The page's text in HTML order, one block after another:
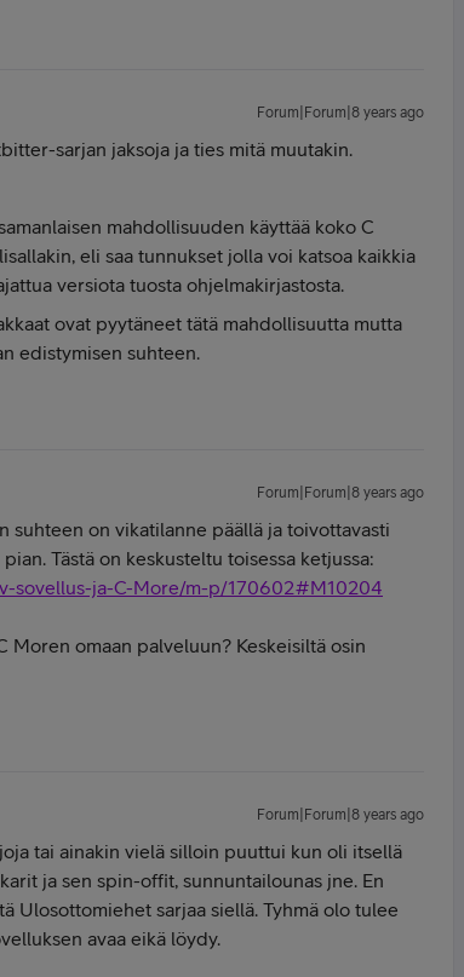
Forum|Forum|8 years ago
sarjan jaksoja ja ties mitä muutakin.
mahdollisuuden käyttää koko C
eli saa tunnukset jolla voi katsoa kaikkia
versiota tuosta ohjelmakirjastosta.
ovat pyytäneet tätä mahdollisuutta mutta
edistymisen suhteen.
Forum|Forum|8 years ago
suhteen on vikatilanne päällä ja toivottavasti
Tästä on keskusteltu toisessa ketjussa:
sovellus-ja-C-More/m-p/170602#M10204
omaan palveluun? Keskeisiltä osin
Forum|Forum|8 years ago
tai ainakin vielä silloin puuttui kun oli itsellä
ja sen spin-offit, sunnuntailounas jne. En
Ulosottomiehet sarjaa siellä. Tyhmä olo tulee
avaa eikä löydy.